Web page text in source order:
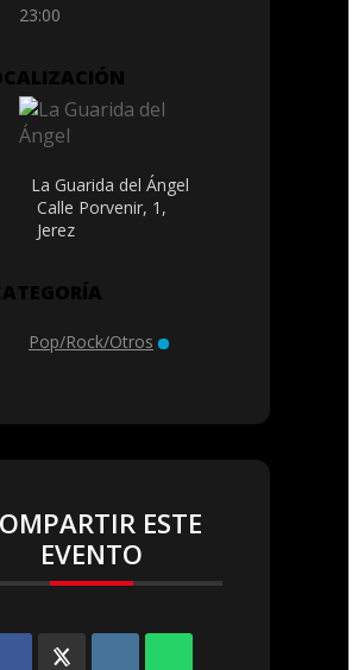
23:00
La Guarida del Ángel
Calle Porvenir, 1,
Jerez
Pop/Rock/Otros
ESTE
EVENTO